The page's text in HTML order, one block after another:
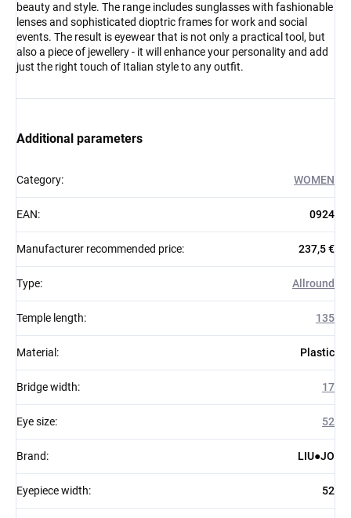
beauty and style. The range includes sunglasses with fashionable
lenses and sophisticated dioptric frames for work and social
events. The result is eyewear that is not only a practical tool, but
also a piece of jewellery - it will enhance your personality and add
just the right touch of Italian style to any outfit.
Additional parameters
Category: WOMEN
EAN: 0924
Manufacturer recommended price: 237,5 €
Type: Allround
Temple length: 135
Material : Plastic
Bridge width: 17
Eye size: 52
Brand: LIU●JO
Eyepiece width: 52